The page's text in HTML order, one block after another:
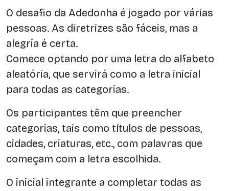
O desafio da Adedonha é jogado por várias
pessoas. As diretrizes são fáceis, mas a
alegria é certa.
Comece optando por uma letra do alfabeto
aleatória, que servirá como a letra inicial
para todas as categorias.
Os participantes têm que preencher
categorias, tais como títulos de pessoas,
cidades, criaturas, etc., com palavras que
começam com a letra escolhida.
O inicial integrante a completar todas as